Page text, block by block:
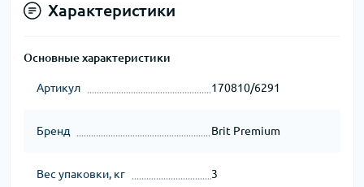
Характеристики
Основные характеристики
Артикул 170810/6291
Бренд Brit Premium
Вес упаковки, кг 3